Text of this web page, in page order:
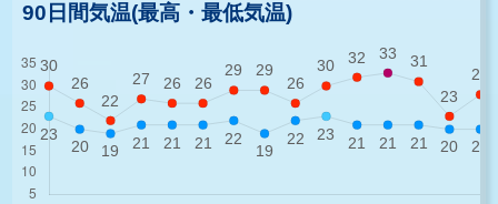
90日間気温(最高・最低気温)